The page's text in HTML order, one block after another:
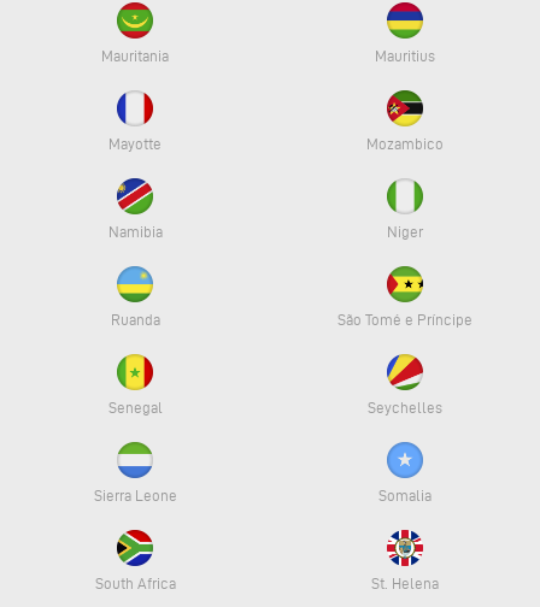
Mauritania Mauritius
Mayotte Mozambico
Namibia Niger
Ruanda São Tomé e Príncipe
Senegal Seychelles
Sierra Leone Somalia
South Africa St. Helena